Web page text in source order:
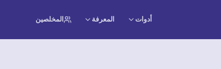
أدوات المعرفة المخلصين